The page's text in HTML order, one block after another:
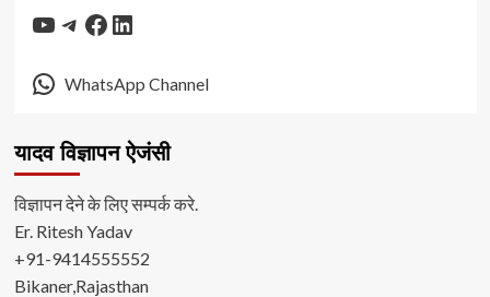
YouTube
Telegram
Facebook
LinkedIn
WhatsApp Channel
यादव विज्ञापन ऐजंसी
विज्ञापन देने के लिए सम्पर्क करे.
Er. Ritesh Yadav
+91-9414555552
Bikaner,Rajasthan